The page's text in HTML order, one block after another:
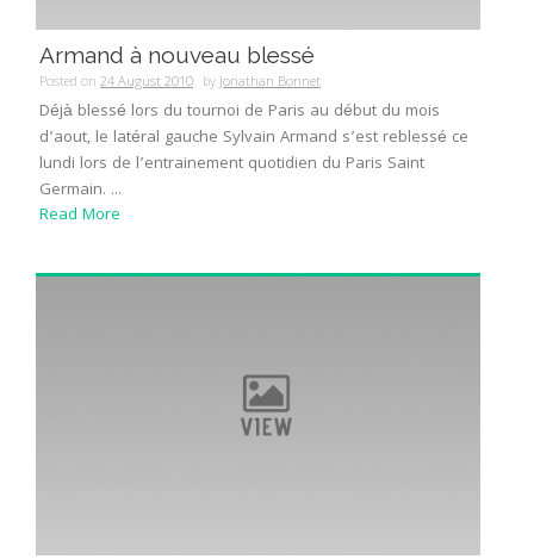
Armand à nouveau blessé
Posted on 24 August 2010 byJonathan Bonnet
Déjà blessé lors du tournoi de Paris au début du mois
d’aout, le latéral gauche Sylvain Armand s’est reblessé ce
lundi lors de l’entrainement quotidien du Paris Saint
Germain. ...
Read More